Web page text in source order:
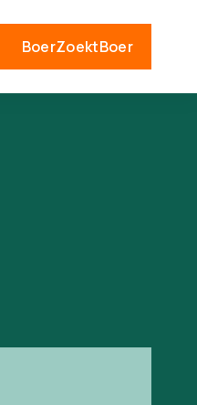
BoerZoektBoer